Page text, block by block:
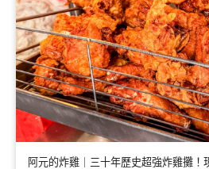
阿元的炸雞｜三十年歷史超強炸雞攤！